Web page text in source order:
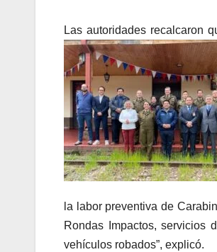
Las autoridades recalcaron
la labor preventiva de
Rondas Impactos, servicios
vehículos robados”, explicó.